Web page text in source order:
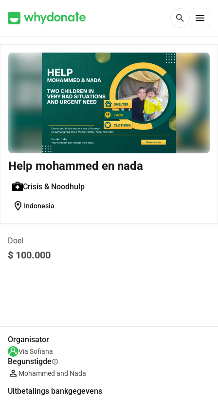
search menu
Help mohammed en nada
Crisis & Noodhulp
location_on Indonesia
Doel
$ 100.000
Organisator
Via Sofiana
Begunstigdeinfo
Mohammed and Nada
Uitbetalings bankgegevens